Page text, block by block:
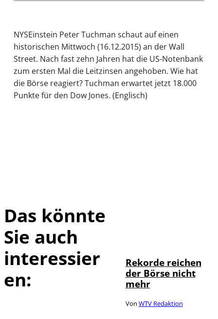
NYSEinstein Peter Tuchman schaut auf einen
historischen Mittwoch (16.12.2015) an der Wall
Street. Nach fast zehn Jahren hat die US-Notenbank
zum ersten Mal die Leitzinsen angehoben. Wie hat
die Börse reagiert? Tuchman erwartet jetzt 18.000
Punkte für den Dow Jones. (Englisch)
Das könnte
Sie auch
interessier
en:
Rekorde reichen
der Börse nicht
mehr
Von WTV Redaktion